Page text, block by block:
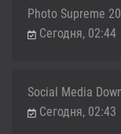
Photo Supreme
Сегодня, 02:44
Social Media
Сегодня, 02:43